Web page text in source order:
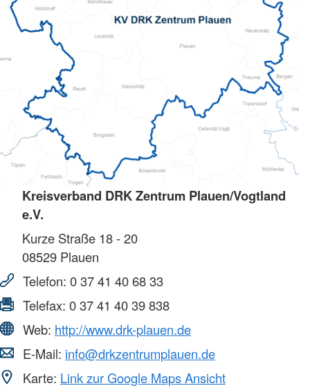
Kreisverband DRK Zentrum Plauen/Vogtland
e.V.
Kurze Straße 18 - 20
08529 Plauen
Telefon: 0 37 41 40 68 33
Telefax: 0 37 41 40 39 838
Web: http://www.drk-plauen.de
E-Mail: info@drkzentrumplauen.de
Karte: Link zur Google Maps Ansicht